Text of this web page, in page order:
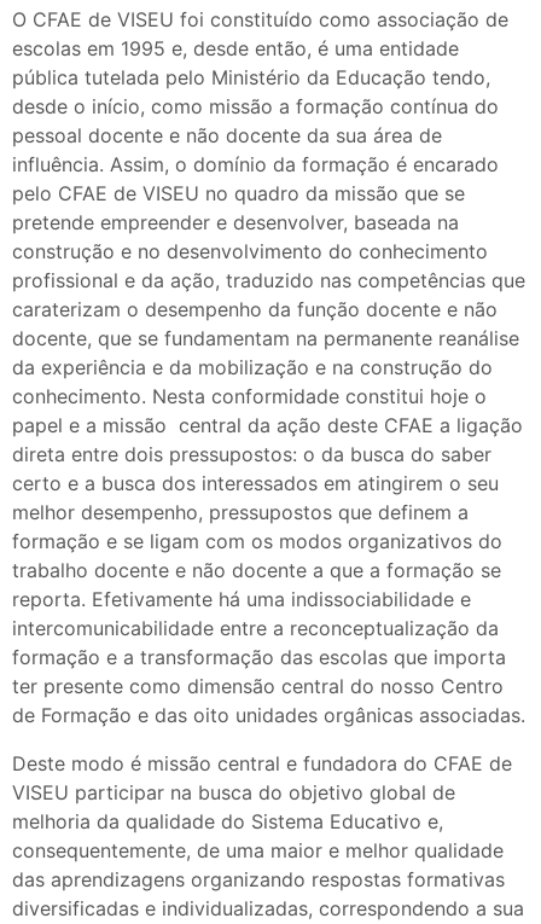
O CFAE de VISEU foi constituído como associação de
escolas em 1995 e, desde então, é uma entidade
pública tutelada pelo Ministério da Educação tendo,
desde o início, como missão a formação contínua do
pessoal docente e não docente da sua área de
influência. Assim, o domínio da formação é encarado
pelo CFAE de VISEU no quadro da missão que se
pretende empreender e desenvolver, baseada na
construção e no desenvolvimento do conhecimento
profissional e da ação, traduzido nas competências que
caraterizam o desempenho da função docente e não
docente, que se fundamentam na permanente reanálise
da experiência e da mobilização e na construção do
conhecimento. Nesta conformidade constitui hoje o
papel e a missão central da ação deste CFAE a ligação
direta entre dois pressupostos: o da busca do saber
certo e a busca dos interessados em atingirem o seu
melhor desempenho, pressupostos que definem a
formação e se ligam com os modos organizativos do
trabalho docente e não docente a que a formação se
reporta. Efetivamente há uma indissociabilidade e
intercomunicabilidade entre a reconceptualização da
formação e a transformação das escolas que importa
ter presente como dimensão central do nosso Centro
de Formação e das oito unidades orgânicas associadas.
Deste modo é missão central e fundadora do CFAE de
VISEU participar na busca do objetivo global de
melhoria da qualidade do Sistema Educativo e,
consequentemente, de uma maior e melhor qualidade
das aprendizagens organizando respostas formativas
diversificadas e individualizadas, correspondendo a sua